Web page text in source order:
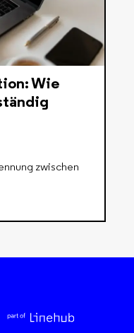
Wie
zwischen